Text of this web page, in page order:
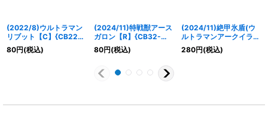
(2022/8)ウルトラマン
リブット【C】{CB22-
005}《多》
80円(税込)
(2024/11)特戦獣アース
ガロン【R】{CB32-
030}《白》
80円(税込)
(2024/11)絶甲氷盾(ウ
ルトラマンアークイラス
ト)【-】{SD56-
RV009}《白》
280円(税込)